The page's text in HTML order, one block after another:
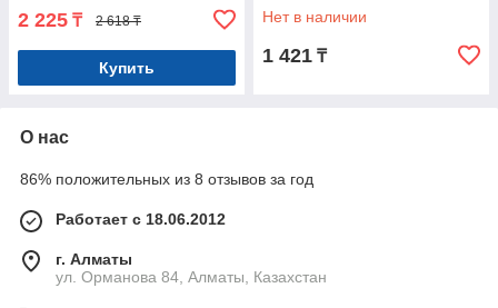
2 225 ₸ 2 618 ₸
Купить
Нет в наличии
1 421 ₸
О нас
86% положительных из 8 отзывов за год
Работает с 18.06.2012
г. Алматы
ул. Орманова 84, Алматы, Казахстан